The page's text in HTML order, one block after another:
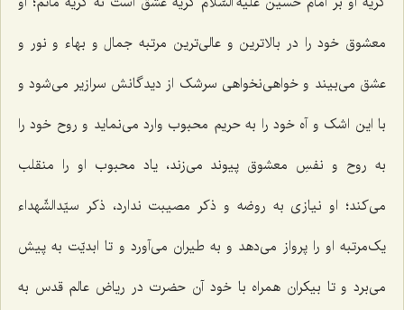
معشوق خود را در بالاترین و عالی‌ترین مرتبه جمال و بهاء و نور و
عشق می‌بیند و خواهی‌نخواهی سرشک از دیدگانش سرازیر می‌شود و
با این اشک و آه خود را به حریم محبوب وارد می‌نماید و روح خود را
به روح و نفسِ معشوق پیوند می‌زند، یاد محبوب او را منقلب
می‌کند؛ او نیازی به روضه و ذکر مصیبت ندارد، ذکر سیّدالشّهداء
یک‌مرتبه او را پرواز می‌دهد و به طیران می‌آورد و تا ابدیّت به پیش
می‌برد و تا بیکران همراه با خود آن حضرت در ریاض عالم قدس به